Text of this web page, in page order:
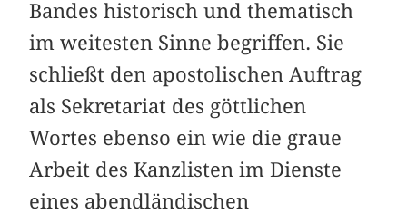
Bandes historisch und thematisch
im weitesten Sinne begriffen. Sie
schließt den apostolischen Auftrag
als Sekretariat des göttlichen
Wortes ebenso ein wie die graue
Arbeit des Kanzlisten im Dienste
eines abendländischen